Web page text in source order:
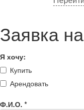
Заявка
Я хочу:
Купить
Арендовать
Ф.И.О. *